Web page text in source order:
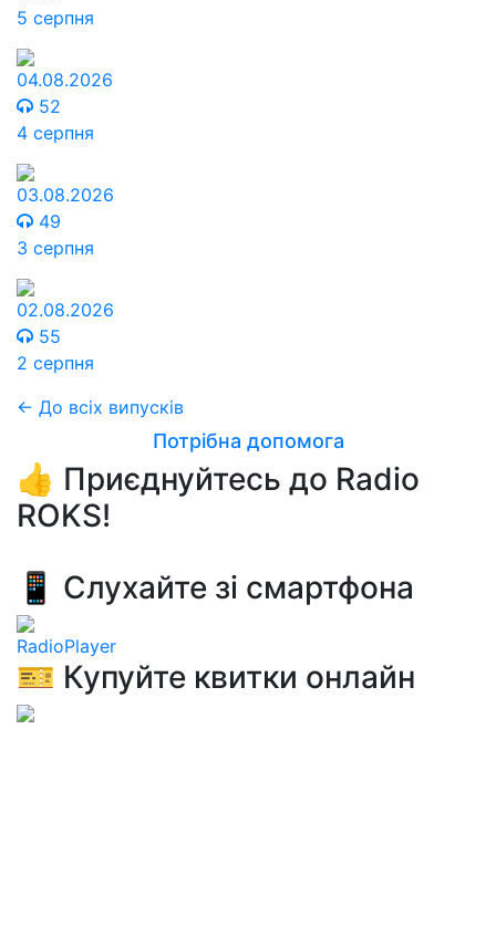
5 серпня
04.08.2026
52
4 серпня
03.08.2026
49
3 серпня
02.08.2026
55
2 серпня
← До всіх випусків
Потрібна допомога
👍 Приєднуйтесь до Radio
ROKS!
📱 Слухайте зі смартфона
RadioPlayer
🎫 Купуйте квитки онлайн